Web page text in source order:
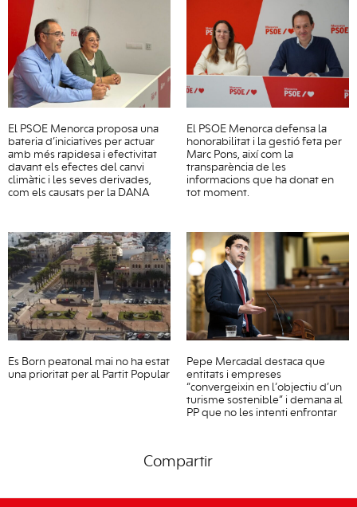
El PSOE Menorca proposa una
bateria d’iniciatives per actuar
amb més rapidesa i efectivitat
davant els efectes del canvi
climàtic i les seves derivades,
com els causats per la DANA
El PSOE Menorca defensa la
honorabilitat i la gestió feta per
Marc Pons, així com la
transparència de les
informacions que ha donat en
tot moment.
Es Born peatonal mai no ha estat
una prioritat per al Partit Popular
Pepe Mercadal destaca que
entitats i empreses
“convergeixin en l’objectiu d’un
turisme sostenible” i demana al
PP que no les intenti enfrontar
Compartir